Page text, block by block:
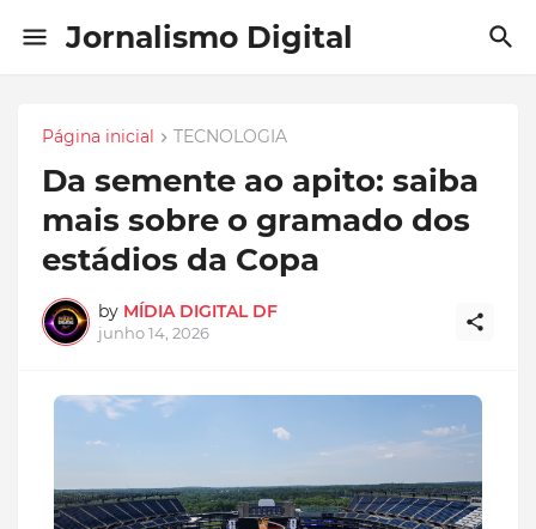
Jornalismo Digital
Página inicial TECNOLOGIA
Da semente ao apito: saiba
mais sobre o gramado dos
estádios da Copa
by MÍDIA DIGITAL DF
junho 14, 2026